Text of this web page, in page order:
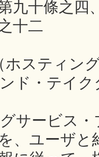
九十條之四
十二
ホスティン
ド・テイク
サービス・
、ユーザと